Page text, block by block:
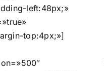
left:48px;»
top:4px;»]